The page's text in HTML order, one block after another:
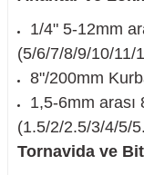
1/4" 5-12mm
(5/6/7/8/9/10/11/
8"/200mm
1,5-6mm arası
(1.5/2/2.5/3/4/5/
Tornavida ve